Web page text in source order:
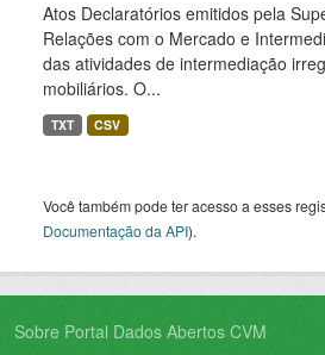
Atos Declaratórios emitidos pela
Relações com o Mercado e
das atividades de intermediação
mobiliários. O...
TXT CSV
Você também pode ter acesso a esses
Documentação da API).
Sobre Portal Dados Abertos CVM